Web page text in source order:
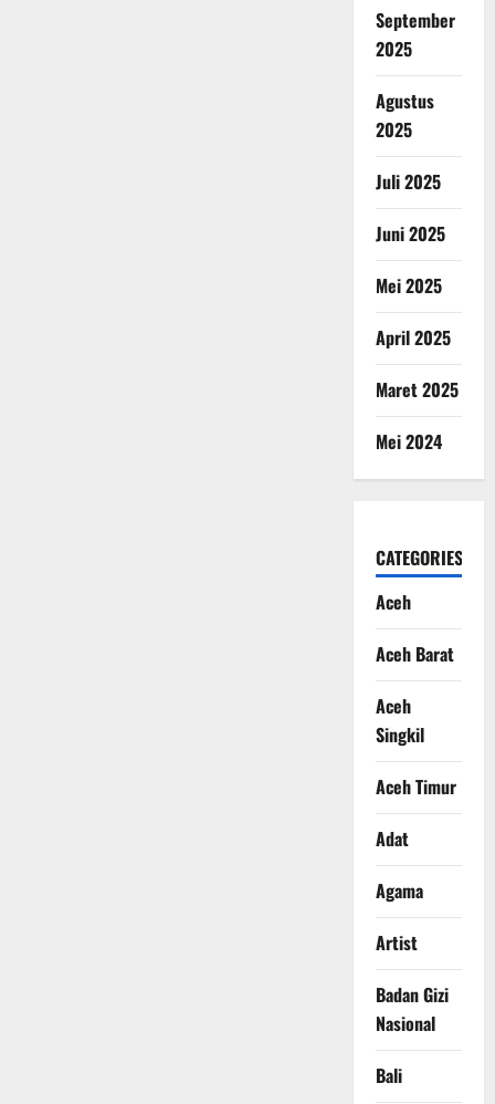
September
2025
Agustus
2025
Juli 2025
Juni 2025
Mei 2025
April 2025
Maret 2025
Mei 2024
CATEGORIES
Aceh
Aceh Barat
Aceh
Singkil
Aceh Timur
Adat
Agama
Artist
Badan Gizi
Nasional
Bali